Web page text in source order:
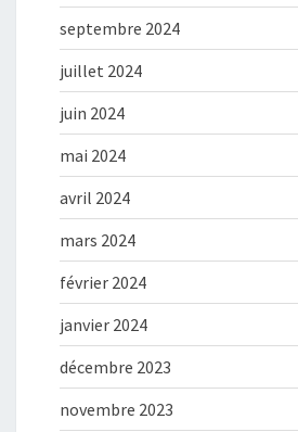
septembre 2024
juillet 2024
juin 2024
mai 2024
avril 2024
mars 2024
février 2024
janvier 2024
décembre 2023
novembre 2023